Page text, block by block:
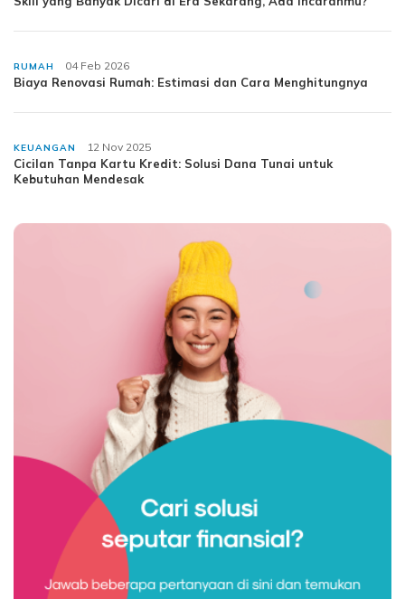
RUMAH 04 Feb 2026
Biaya Renovasi Rumah: Estimasi dan Cara Menghitungnya
KEUANGAN 12 Nov 2025
Cicilan Tanpa Kartu Kredit: Solusi Dana Tunai untuk
Kebutuhan Mendesak